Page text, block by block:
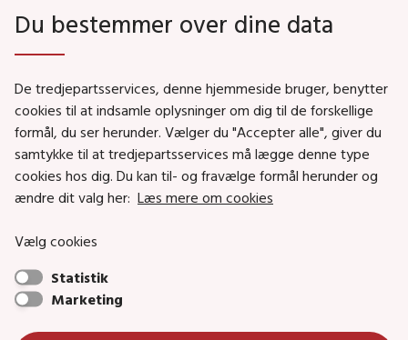
Social- og Boligministeriet
Job i Social- og Boligstyrelsen
Puljer og tilskud
Nyhedsbreve
Social- og Boligstyrelsens nyheder som RSS feed
Social- og Boligstyrelsen • Tlf.: 72 42 37 00 •
Du bestemmer over dine data
De tredjepartsservices, denne hjemmeside bruger, benytter
cookies til at indsamle oplysninger om dig til de forskellige
formål, du ser herunder. Vælger du "Accepter alle", giver du
samtykke til at tredjepartsservices må lægge denne type
cookies hos dig. Du kan til- og fravælge formål herunder og
ændre dit valg her: Læs mere om cookies
Vælg cookies
Statistik
Marketing